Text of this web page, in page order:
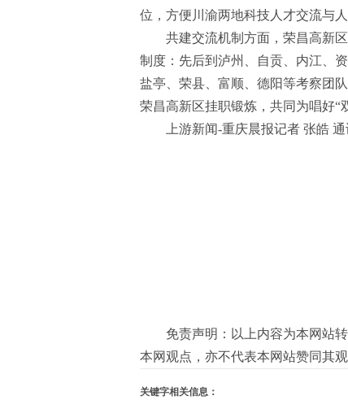
位，方便川渝两地科技人才交流与人
共建交流机制方面，荣昌高新
制度：先后到泸州、自贡、内江、
盐亭、荣县、富顺、德阳等考察团
荣昌高新区挂职锻炼，共同为唱好“
上游新闻-重庆晨报记者 张皓
免责声明：以上内容为本网站
本网观点，亦不代表本网站赞同其
关键字相关信息：